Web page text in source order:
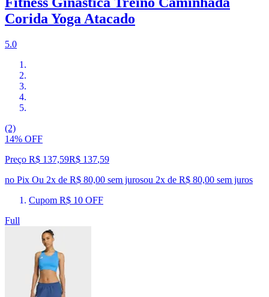
Corida Yoga Atacado
5.0
(2)
14% OFF
Preço R$ 137,59R$ 137,59
no Pix Ou 2x de R$ 80,00 sem jurosou 2x de R$ 80,00 sem juros
Cupom R$ 10 OFF
Full